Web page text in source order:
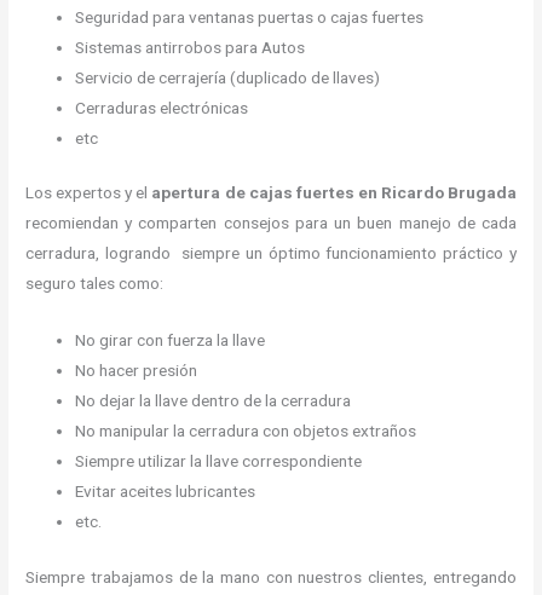
Seguridad para ventanas puertas o cajas fuertes
Sistemas antirrobos para Autos
Servicio de cerrajería (duplicado de llaves)
Cerraduras electrónicas
etc
Los expertos y el apertura de cajas fuertes en Ricardo Brugada
recomiendan y comparten consejos para un buen manejo de cada
cerradura, logrando siempre un óptimo funcionamiento práctico y
seguro tales como:
No girar con fuerza la llave
No hacer presión
No dejar la llave dentro de la cerradura
No manipular la cerradura con objetos extraños
Siempre utilizar la llave correspondiente
Evitar aceites lubricantes
etc.
Siempre trabajamos de la mano con nuestros clientes, entregando